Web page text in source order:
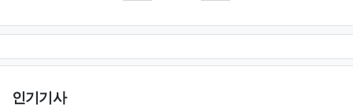
인기기사